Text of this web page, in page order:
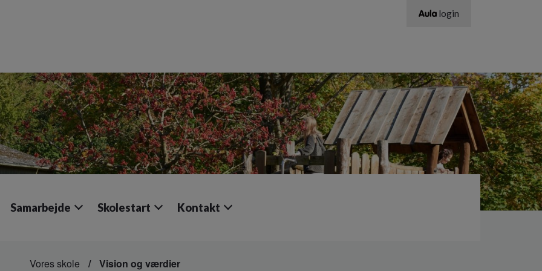
login
Samarbejde Skolestart Kontakt
Vores skole Vision og værdier